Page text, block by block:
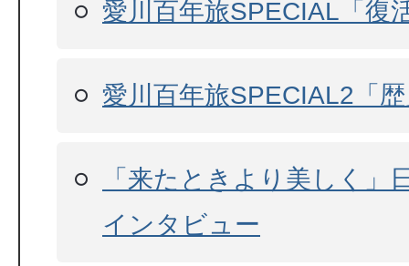
愛川百年旅SPECIAL「復
愛川百年旅SPECIAL2「
「来たときより美しく」
インタビュー